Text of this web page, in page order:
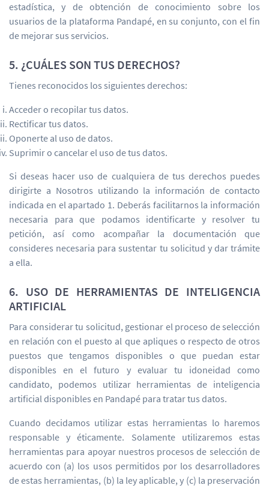
estadística, y de obtención de conocimiento sobre los
usuarios de la plataforma Pandapé, en su conjunto, con el fin
de mejorar sus servicios.
5. ¿CUÁLES SON TUS DERECHOS?
Tienes reconocidos los siguientes derechos:
Acceder o recopilar tus datos.
Rectificar tus datos.
Oponerte al uso de datos.
Suprimir o cancelar el uso de tus datos.
Si deseas hacer uso de cualquiera de tus derechos puedes
dirigirte a Nosotros utilizando la información de contacto
indicada en el apartado 1. Deberás facilitarnos la información
necesaria para que podamos identificarte y resolver tu
petición, así como acompañar la documentación que
consideres necesaria para sustentar tu solicitud y dar trámite
a ella.
6. USO DE HERRAMIENTAS DE INTELIGENCIA
ARTIFICIAL
Para considerar tu solicitud, gestionar el proceso de selección
en relación con el puesto al que apliques o respecto de otros
puestos que tengamos disponibles o que puedan estar
disponibles en el futuro y evaluar tu idoneidad como
candidato, podemos utilizar herramientas de inteligencia
artificial disponibles en Pandapé para tratar tus datos.
Cuando decidamos utilizar estas herramientas lo haremos
responsable y éticamente. Solamente utilizaremos estas
herramientas para apoyar nuestros procesos de selección de
acuerdo con (a) los usos permitidos por los desarrolladores
de estas herramientas, (b) la ley aplicable, y (c) la preservación